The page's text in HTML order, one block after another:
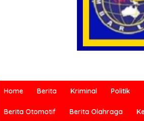
terkini
berbagai
Home Berita Kriminal Politik
Berita Otomotif Berita Olahraga